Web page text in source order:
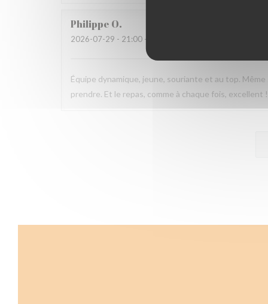
Philippe O
2026-07-29 - 21:00 - Invitados 2
Équipe dynamique, jeune, souriante et au top.
prendre. Et le repas, comme à chaque fois,